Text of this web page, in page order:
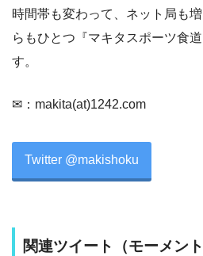
時間帯も変わって、ネット局も
らもひとつ『マキタスポーツ食
す。
✉：makita(at)1242.com
Twitter @makishoku
関連ツイート（モーメント